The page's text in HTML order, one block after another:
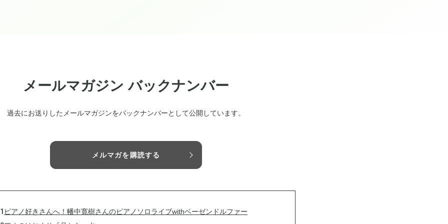
メールマガジン バックナンバー
過去にお送りしたメールマガジンをバックナンバーとして公開しています。
メルマガを購読する
ピアノ好きさんへ！幡中寛樹さんのピアノソロライブwithベーゼンドルファー